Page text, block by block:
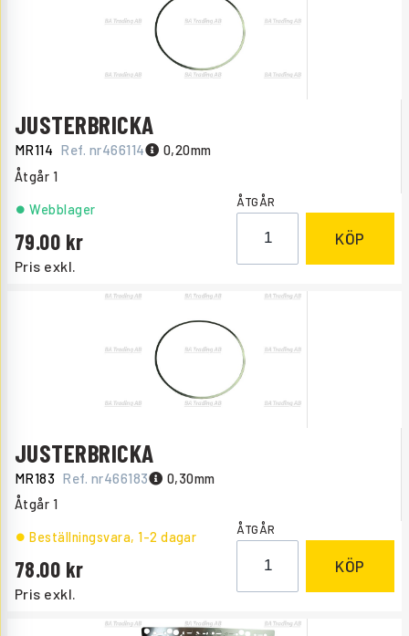
JUSTERBRICKA
MR114 Ref. nr466114 0,20mm
Åtgår 1
Pris exkl.
79.00
Webblager ÅTGÅR
KÖP
JUSTERBRICKA
MR183 Ref. nr466183 0,30mm
Åtgår 1
Pris exkl.
78.00
Beställningsvara, 1-2 dagar ÅTGÅR
KÖP